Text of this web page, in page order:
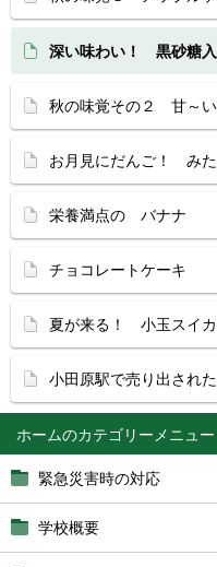
ホーム
緊急災害時の対応
学校概要
深い味わい！ 黒砂糖
秋の味覚その２ 甘～
お月見にだんご！ み
栄養満点の バナナ
チョコレートケーキ
夏が来る！ 小玉スイカ
小田原駅で売り出され